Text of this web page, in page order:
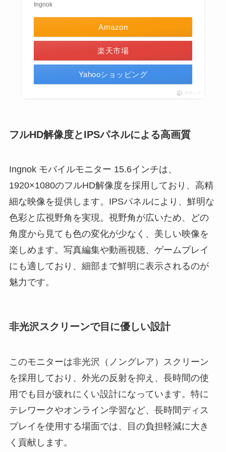
Ingnok
Amazon
楽天市場
Yahooショッピング
ポチップ
フルHD解像度とIPSパネルによる高画質
Ingnok モバイルモニター 15.6インチは、
1920×1080のフルHD解像度を採用しており、高精
細な映像を提供します。IPSパネルにより、鮮明な
色彩と広視野角を実現。視野角が広いため、どの
角度から見ても色の変化が少なく、美しい映像を
楽しめます。写真編集や動画視聴、ゲームプレイ
にも適しており、細部まで鮮明に表示されるのが
魅力です。
非光沢スクリーンで目に優しい設計
このモニターは非光沢（ノングレア）スクリーン
を採用しており、外光の反射を抑え、長時間の使
用でも目が疲れにくい設計になっています。特に
テレワークやオンライン学習など、長時間ディス
プレイを使用する場面では、目の負担軽減に大き
く貢献します。